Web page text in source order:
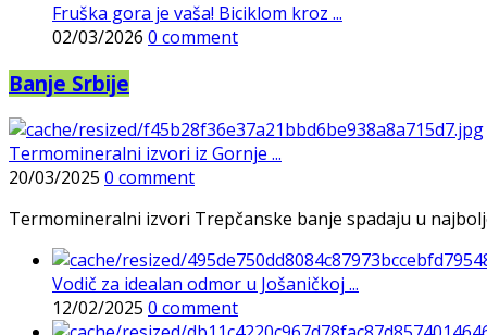
Fruška gora je vaša! Biciklom kroz ...
02/03/2026 0 comment
Banje Srbije
Termomineralni izvori iz Gornje ...
20/03/2025 0 comment
Termomineralni izvori Trepčanske banje spadaju u
Vodič za idealan odmor u Jošaničkoj ...
12/02/2025 0 comment